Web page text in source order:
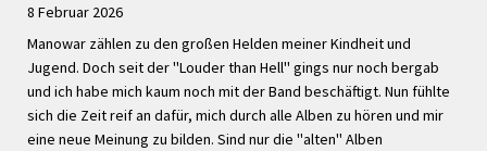
8 Februar 2026
Manowar zählen zu den großen Helden meiner Kindheit und
Jugend. Doch seit der "Louder than Hell" gings nur noch bergab
und ich habe mich kaum noch mit der Band beschäftigt. Nun fühlte
sich die Zeit reif an dafür, mich durch alle Alben zu hören und mir
eine neue Meinung zu bilden. Sind nur die "alten" Alben